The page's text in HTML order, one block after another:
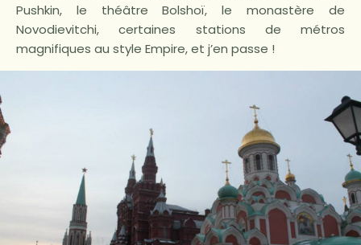
Pushkin, le théâtre Bolshoï, le monastère de
Novodievitchi, certaines stations de métros
magnifiques au style Empire, et j’en passe !